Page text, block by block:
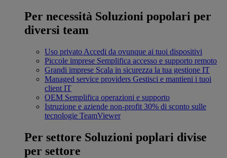
Per necessità Soluzioni popolari per
diversi team
Uso privato Accedi da ovunque ai tuoi dispositivi
Piccole imprese Semplifica accesso e supporto remoto
Grandi imprese Scala in sicurezza la tua gestione IT
Managed service providers Gestisci e mantieni i tuoi
client IT
OEM Semplifica operazioni e supporto
Istruzione e aziende non-profit 30% di sconto sulle
tecnologie TeamViewer
Per settore Soluzioni poplari divise
per settore